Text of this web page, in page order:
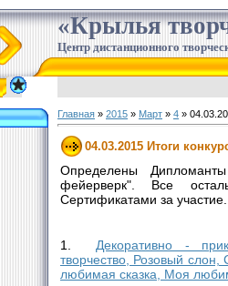
«Крылья
Центр дистанционного
Главная » 2015 » Март » 4 »
04.03.2015 Итоги
Определены
фейерверк". Все
Сертификатами за участие.
1. Декоративно -
творчество, Розовый
любимая сказка, Моя